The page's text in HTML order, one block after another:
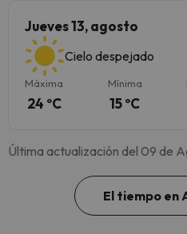
Jueves 13, agosto
Cielo despejado
Máxima
24 ºC
Mínima
15 ºC
Última actualización del 09 de
El tiempo en